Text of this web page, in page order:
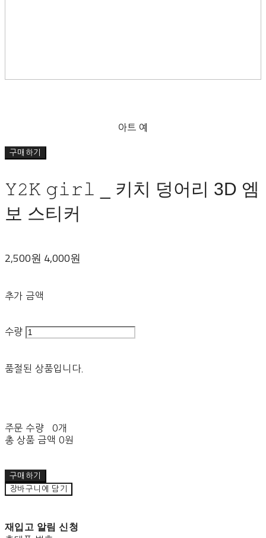
아트 예
구매하기
𝚈𝟸𝙺 𝚐𝚒𝚛𝚕 _ 키치 덩어리 3D 엠
보 스티커
2,500원 4,000원
추가 금액
수량
품절된 상품입니다.
주문 수량
0개
총 상품 금액 0원
구매하기
장바구니에 담기
재입고 알림 신청